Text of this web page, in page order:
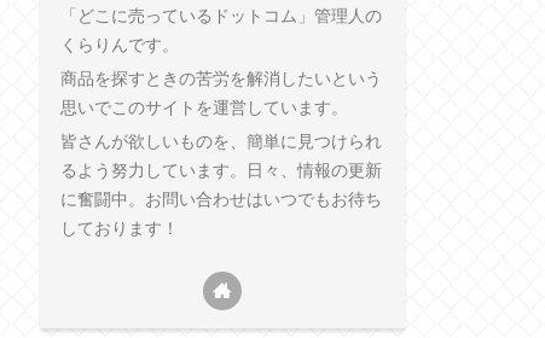
「どこに売っているドットコム」管理人の
くらりんです。
商品を探すときの苦労を解消したいという
思いでこのサイトを運営しています。
皆さんが欲しいものを、簡単に見つけられ
るよう努力しています。日々、情報の更新
に奮闘中。お問い合わせはいつでもお待ち
しております！